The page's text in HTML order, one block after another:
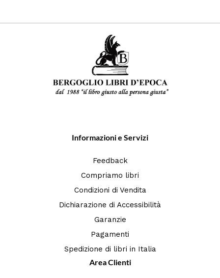
Informazioni e Servizi
Feedback
Compriamo libri
Condizioni di Vendita
Dichiarazione di Accessibilità
Garanzie
Pagamenti
Spedizione di libri in Italia
Area Clienti